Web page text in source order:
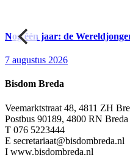
Nog één jaar: de
7 augustus 2026
Bisdom Breda
Veemarktstraat 48, 4811 ZH
Postbus 90189, 4800 RN Breda
T 076 5223444
E secretariaat@bisdombreda.nl
I www.bisdombreda.nl